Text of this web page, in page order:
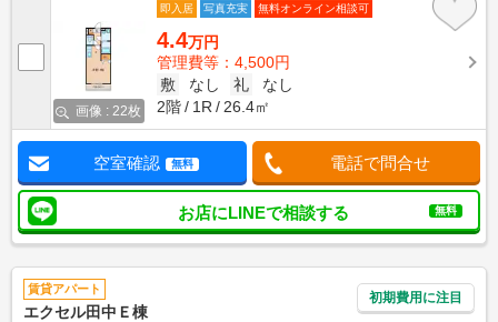
画像 : 22枚
即入居 写真充実 無料オンライン相談可
4.4万円
管理費等：4,500円
敷
なし 礼
なし
2階
1R 26.4㎡
空室確認 無料 電話で問合せ
お店にLINEで相談する 無料
賃貸アパート
エクセル田中Ｅ棟
初期費用に注目